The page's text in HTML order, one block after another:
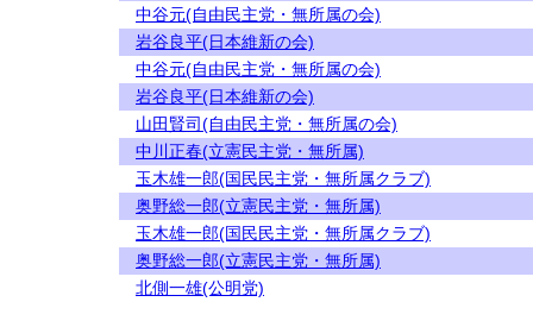
中谷元(自由民主党・無所属の会)
岩谷良平(日本維新の会)
中谷元(自由民主党・無所属の会)
岩谷良平(日本維新の会)
山田賢司(自由民主党・無所属の会)
中川正春(立憲民主党・無所属)
玉木雄一郎(国民民主党・無所属クラブ)
奥野総一郎(立憲民主党・無所属)
玉木雄一郎(国民民主党・無所属クラブ)
奥野総一郎(立憲民主党・無所属)
北側一雄(公明党)